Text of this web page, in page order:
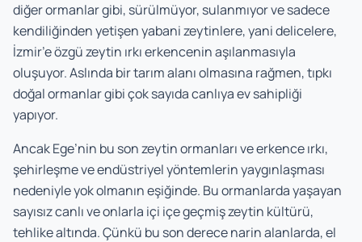
diğer ormanlar gibi, sürülmüyor, sulanmıyor ve sadece
kendiliğinden yetişen yabani zeytinlere, yani delicelere,
İzmir’e özgü zeytin ırkı erkencenin aşılanmasıyla
oluşuyor. Aslında bir tarım alanı olmasına rağmen, tıpkı
doğal ormanlar gibi çok sayıda canlıya ev sahipliği
yapıyor.
Ancak Ege’nin bu son zeytin ormanları ve erkence ırkı,
şehirleşme ve endüstriyel yöntemlerin yaygınlaşması
nedeniyle yok olmanın eşiğinde. Bu ormanlarda yaşayan
sayısız canlı ve onlarla içi içe geçmiş zeytin kültürü,
tehlike altında. Çünkü bu son derece narin alanlarda, el